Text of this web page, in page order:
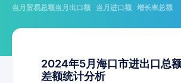
当月贸易总额当月出口额 当月进口额 增长率总额
2024年5月海口市进出口总
差额统计分析